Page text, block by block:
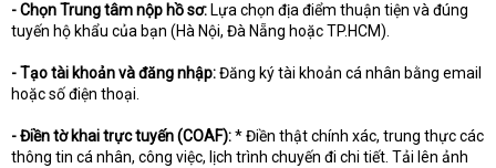
- Chọn Trung tâm nộp hồ sơ: Lựa chọn địa điểm thuận tiện và đúng
tuyến hộ khẩu của bạn (Hà Nội, Đà Nẵng hoặc TP.HCM).
- Tạo tài khoản và đăng nhập:Đăng ký tài khoản cá nhân bằng email
hoặc số điện thoại.
- Điền tờ khai trực tuyến (COAF):* Điền thật chính xác, trung thực các
thông tin cá nhân, công việc, lịch trình chuyến đi chi tiết. Tải lên ảnh